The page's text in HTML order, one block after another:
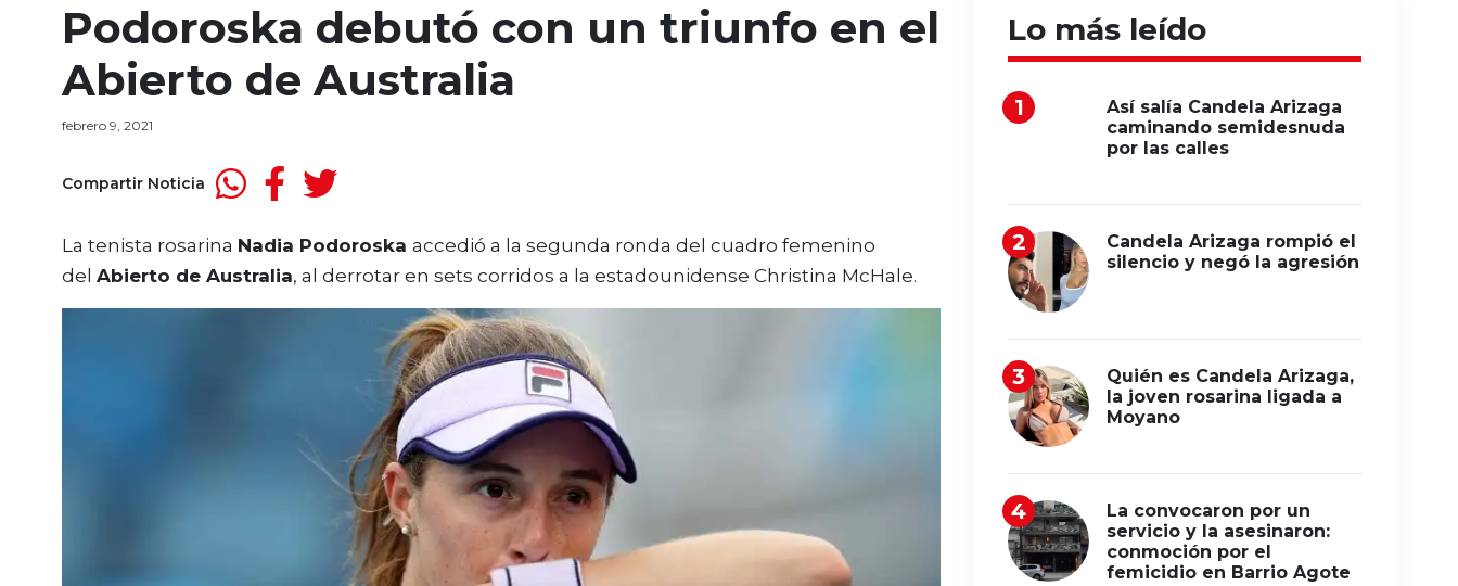
Podoroska debutó con un triunfo en el
Abierto de Australia
febrero 9, 2021
Compartir Noticia
La tenista rosarina Nadia Podoroska accedió a la segunda ronda del cuadro femenino
del Abierto de Australia, al derrotar en sets corridos a la estadounidense Christina McHale.
Lo más leído
Así salía Candela Arizaga
caminando semidesnuda
por las calles
Candela Arizaga rompió el
silencio y negó la agresión
Quién es Candela Arizaga,
la joven rosarina ligada a
Moyano
La convocaron por un
servicio y la asesinaron:
conmoción por el
femicidio en Barrio Agote